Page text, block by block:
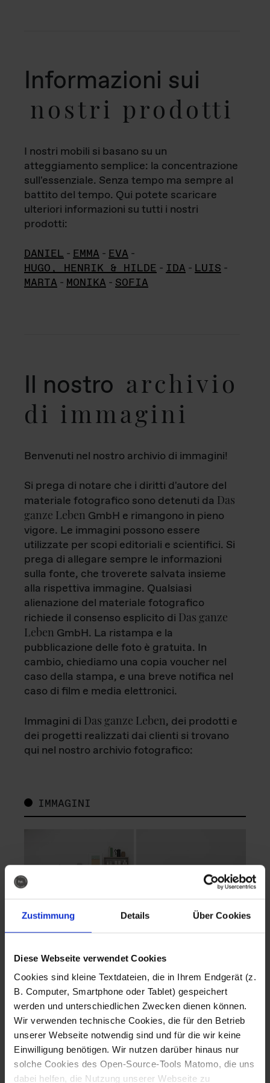
Zustimmung Details Über Cookies
Diese Webseite verwendet Cookies
Cookies sind kleine Textdateien, die in Ihrem Endgerät (z.
B. Computer, Smartphone oder Tablet) gespeichert
werden und unterschiedlichen Zwecken dienen können.
Wir verwenden technische Cookies, die für den Betrieb
unserer Webseite notwendig sind und für die wir keine
Einwilligung benötigen. Wir nutzen darüber hinaus nur
solche Cookies des Open-Source-Tools Matomo, die uns
dabei helfen, die Nutzung unserer Webseite zu
Informazioni sui
nostri prodotti
I nostri mobili si basano su un
atteggiamento semplice: la concentrazione
sull'essenziale. Senza tempo ma sempre al
battito del tempo. Qui potete scaricare
ulteriori informazioni su tutti i nostri
prodotti:
DANIEL - EMMA - EVA -
HUGO, HENRIK & HILDE - IDA - LUIS -
MARTA - MONIKA - SOFIA
Il nostro archivio
di immagini
Benvenuti nel nostro archivio di immagini!
Si prega di notare che i diritti d'autore del
materiale fotografico sono detenuti da Das
ganze Leben GmbH e rimangono in pieno
vigore. Le immagini possono essere
utilizzate per scopi editoriali e scientifici. Si
prega di allegare sempre le informazioni
sulla fonte, che troverete salvata insieme
alla rispettiva immagine. Qualsiasi
alienazione del materiale fotografico
richiede il consenso esplicito di Das ganze
Leben GmbH. La ristampa e la
pubblicazione delle foto è gratuita. In
cambio, chiediamo una copia voucher nel
caso della stampa, e una breve notifica nel
caso di film e media elettronici.
Immagini di Das ganze Leben, dei prodotti e
dei progetti realizzati dai clienti si trovano
qui nel nostro archivio fotografico:
IMMAGINI
Fotografo: Lorenz
Sternbach
Download
Fotografo: Lorenz
Sternbach
Download